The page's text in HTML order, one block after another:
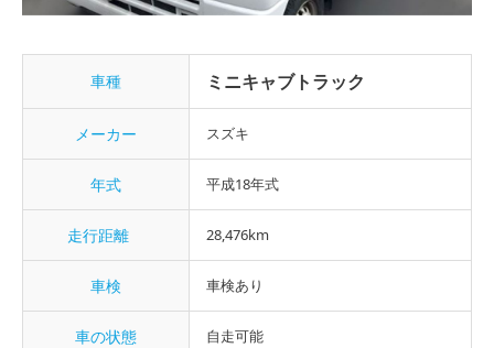
車種 ミニキャブトラック
メーカー スズキ
年式 平成18年式
走行距離 28,476km
車検 車検あり
車の状態 自走可能